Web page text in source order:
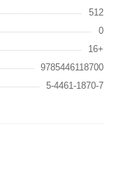
512
0
16+
9785446118700
5-4461-1870-7